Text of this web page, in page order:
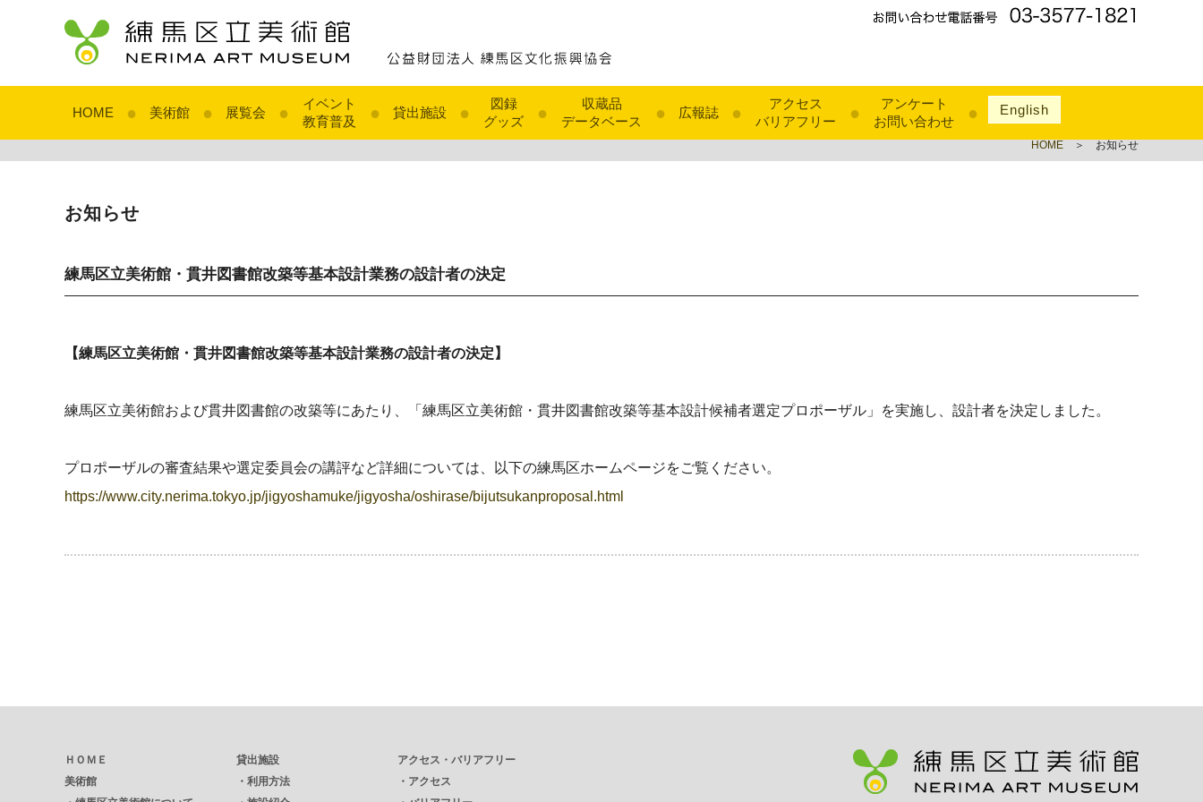
HOME ● 美術館 ● 展覧会 ●
イベント
教育普及
● 貸出施設 ●
図録
グッズ
●
収蔵品
データベース
● 広報誌 ●
アクセス
バリアフリー
●
アンケート
お問い合わせ
● English
HOME ＞ お知らせ
お知らせ
練馬区立美術館・貫井図書館改築等基本設計業務の設計者の決定
【練馬区立美術館・貫井図書館改築等基本設計業務の設計者の決定】
練馬区立美術館および貫井図書館の改築等にあたり、「練馬区立美術館・貫井図書館改築等基本設計候補者選定プロポーザル」を実施し、設計者を決定しました。
プロポーザルの審査結果や選定委員会の講評など詳細については、以下の練馬区ホームページをご覧ください。
https://www.city.nerima.tokyo.jp/jigyoshamuke/jigyosha/oshirase/bijutsukanproposal.html
ＨＯＭＥ
美術館
貸出施設
・ 利用方法
アクセス・バリアフリー
・ アクセス